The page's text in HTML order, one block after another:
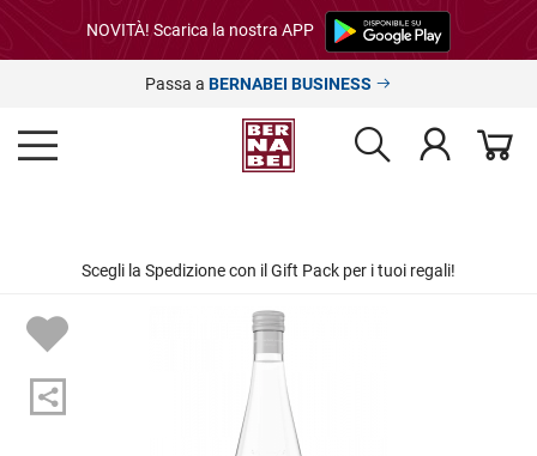
NOVITÀ! Scarica la nostra APP
Passa a BERNABEI BUSINESS
Scegli la Spedizione con il Gift Pack per i tuoi regali!